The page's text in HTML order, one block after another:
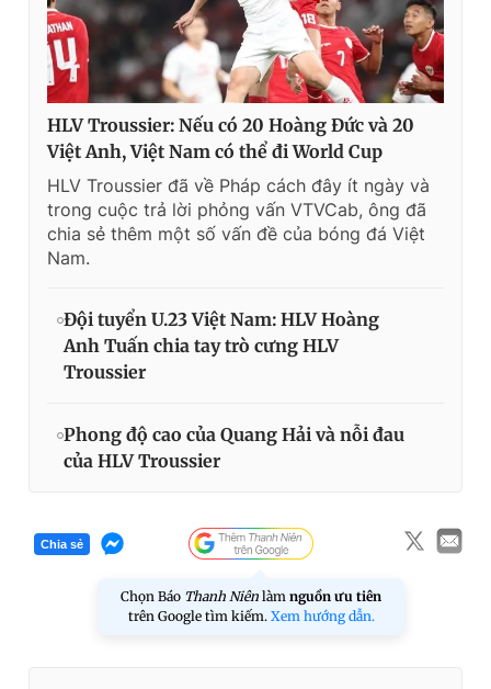
HLV Troussier: Nếu có 20 Hoàng Đức và 20
Việt Anh, Việt Nam có thể đi World Cup
HLV Troussier đã về Pháp cách đây ít ngày và
trong cuộc trả lời phỏng vấn VTVCab, ông đã
chia sẻ thêm một số vấn đề của bóng đá Việt
Nam.
Đội tuyển U.23 Việt Nam: HLV Hoàng
Anh Tuấn chia tay trò cưng HLV
Troussier
Phong độ cao của Quang Hải và nỗi đau
của HLV Troussier
Chia sẻ
Chọn Báo Thanh Niên làm nguồn ưu tiên
trên Google tìm kiếm. Xem hướng dẫn.